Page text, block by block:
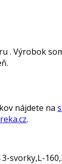
. Výrobok
nájdete na
.
svorky,L-